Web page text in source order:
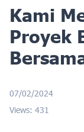
Kami
Proyek
07/02/2024
Views: 431